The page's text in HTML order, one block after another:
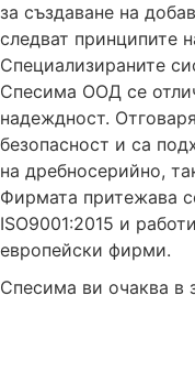
за създаване на
следват принципите
Специализираните
Спесима ООД се
надеждност.
безопасност и са
на дребносерийно,
Фирмата притежава
ISO9001:2015 и
европейски фирми.
Спесима ви очаква в